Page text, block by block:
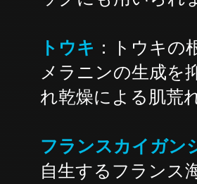
トウキ ：トウキの
メラニンの生成を
れ乾燥による肌荒
フランスカイガン
自生するフランス